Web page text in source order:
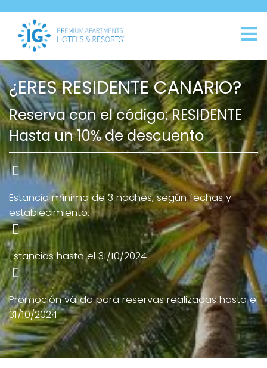
¿ERES RESIDENTE CANARIO?
Reserva con el código: RESIDENTE
Hasta un 10% de descuento
Estancia mínima de 3 noches, según fechas y
establecimiento.
Estancias hasta el 31/10/2024
Promoción válida para reservas realizadas hasta el
31/10/2024